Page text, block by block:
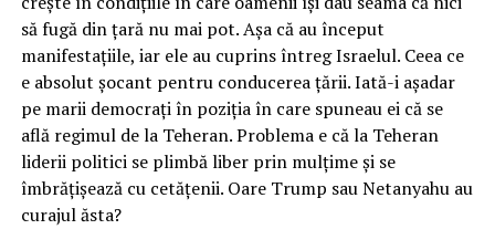
să fugă din țară nu mai pot. Așa că au început
manifestațiile, iar ele au cuprins întreg Israelul. Ceea ce
e absolut șocant pentru conducerea țării. Iată-i așadar
pe marii democrați în poziția în care spuneau ei că se
află regimul de la Teheran. Problema e că la Teheran
liderii politici se plimbă liber prin mulțime și se
îmbrățișează cu cetățenii. Oare Trump sau Netanyahu au
curajul ăsta?